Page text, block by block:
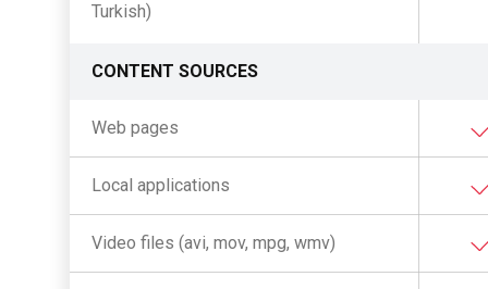
CONTENT SOURCES
Web pages
Local applications
Video files (avi, mov, mpg, wmv)
Turkish)